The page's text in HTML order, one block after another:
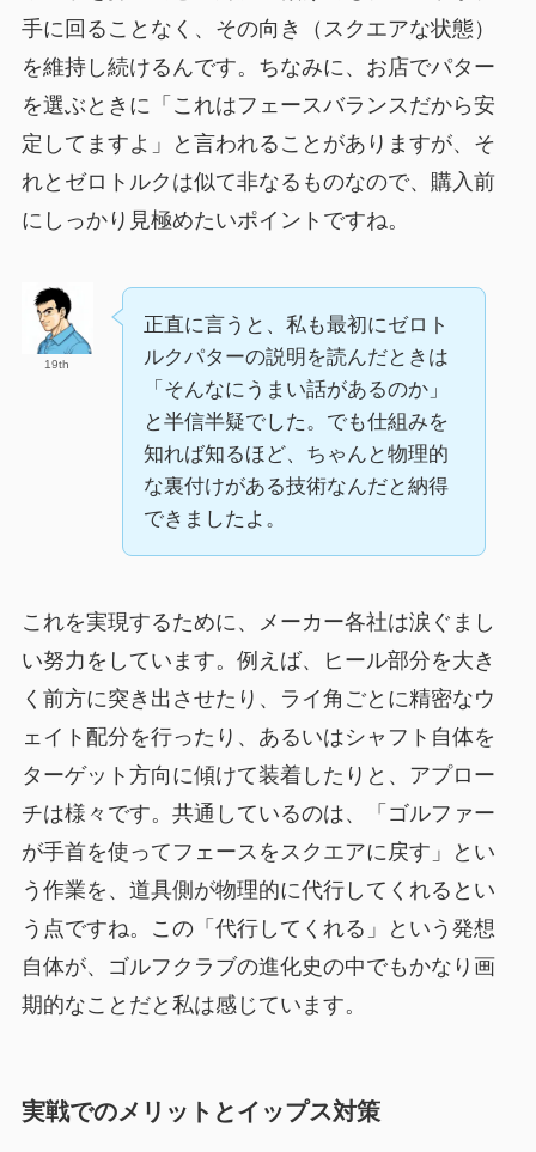
手に回ることなく、その向き（スクエアな状態）
を維持し続けるんです。ちなみに、お店でパター
を選ぶときに「これはフェースバランスだから安
定してますよ」と言われることがありますが、そ
れとゼロトルクは似て非なるものなので、購入前
にしっかり見極めたいポイントですね。
19th
正直に言うと、私も最初にゼロト
ルクパターの説明を読んだときは
「そんなにうまい話があるのか」
と半信半疑でした。でも仕組みを
知れば知るほど、ちゃんと物理的
な裏付けがある技術なんだと納得
できましたよ。
これを実現するために、メーカー各社は涙ぐまし
い努力をしています。例えば、ヒール部分を大き
く前方に突き出させたり、ライ角ごとに精密なウ
ェイト配分を行ったり、あるいはシャフト自体を
ターゲット方向に傾けて装着したりと、アプロー
チは様々です。共通しているのは、「ゴルファー
が手首を使ってフェースをスクエアに戻す」とい
う作業を、道具側が物理的に代行してくれるとい
う点ですね。この「代行してくれる」という発想
自体が、ゴルフクラブの進化史の中でもかなり画
期的なことだと私は感じています。
実戦でのメリットとイップス対策